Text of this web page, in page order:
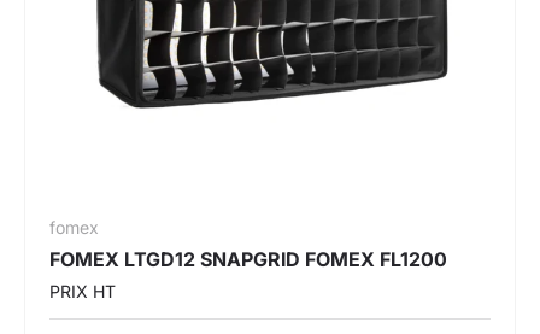
fomex
FOMEX LTGD12 SNAPGRID FOMEX FL1200
PRIX HT